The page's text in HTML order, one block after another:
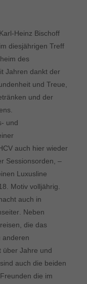
Heinz Bischoff
diesjährigen Treff
des
Jahren dankt der
und Treue,
und der
und
auch hier wieder
Sessionsorden, –
Luxusline
Motiv volljährig.
auch in
Neben
die das
anderen
über Jahre und
auch die beiden
die im